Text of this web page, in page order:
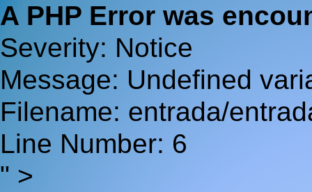
A PHP Error was
Severity: Notice
Message: Undefined
Filename: entrada/
Line Number: 6
" >